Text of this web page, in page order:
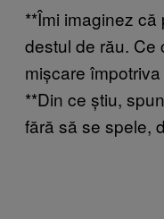
**Îmi imaginez
destul de rău. Ce
mișcare
**Din ce știu,
fără să se spele,